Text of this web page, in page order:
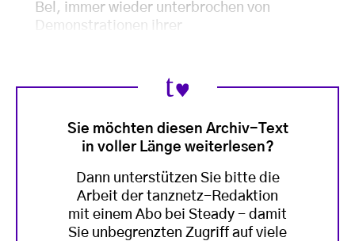
Bel, immer wieder unterbrochen von
Demonstrationen ihrer
Sie möchten diesen Archiv-Text
in voller Länge weiterlesen?
Dann unterstützen Sie bitte die
Arbeit der tanznetz-Redaktion
mit einem Abo bei Steady - damit
Sie unbegrenzten Zugriff auf viele